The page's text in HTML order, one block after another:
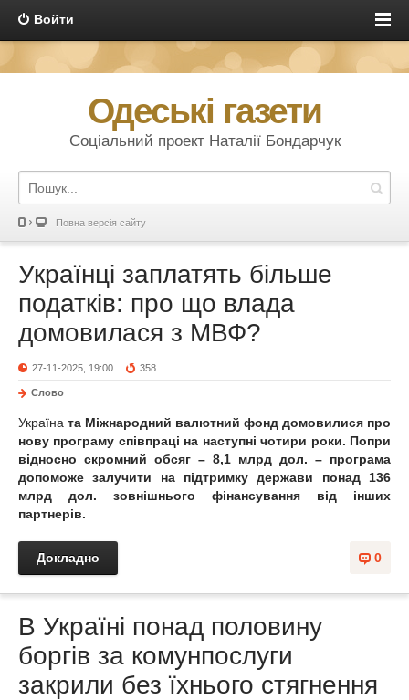
Войти
Одеські газети
Соціальний проект Наталії Бондарчук
Повна версія сайту
Українці заплатять більше
податків: про що влада
домовилася з МВФ?
27-11-2025, 19:00 358
Слово
Україна та Міжнародний валютний фонд домовилися про
нову програму співпраці на наступні чотири роки. Попри
відносно скромний обсяг – 8,1 млрд дол. – програма
допоможе залучити на підтримку держави понад 136
млрд дол. зовнішнього фінансування від інших
партнерів.
0
Докладно
В Україні понад половину
боргів за комунпослуги
закрили без їхнього стягнення